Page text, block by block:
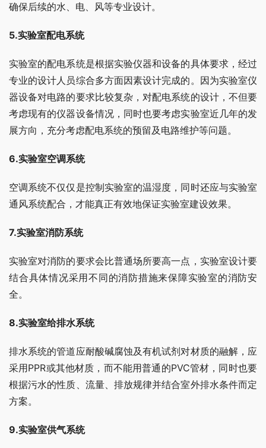
确保后续的水、电、风等专业设计。
5.实验室配电系统
实验室的配电系统是根据实验仪器和设备的具体要求，经过
专业的设计人员综合多方面因素设计完成的。因为实验室仪
器设备对电路的要求比较复杂，对配电系统的设计，不但要
考虑现有的仪器设备情况，同时也要考虑实验室近几年的发
展方向，充分考虑配电系统的预留及电路维护等问题。
6.实验室空调系统
空调系统不仅仅是控制实验室的温湿度，同时还应与实验室
通风系统配合，才能真正有效地保证实验室建设效果。
7.实验室消防系统
实验室对消防的要求会比普通场所要高一点，实验室设计要
结合具体情况采用不同的消防措施来保障实验室的消防安
全。
8.实验室给排水系统
排水系统的管道应耐酸碱腐蚀及有机试剂对材质的融解，应
采用PPR或其他材质，而不能用普通的PVC管材，同时也要
根据污水的性质、流量、排放规律并结合室外排水条件而定
方案。
9.实验室供气系统